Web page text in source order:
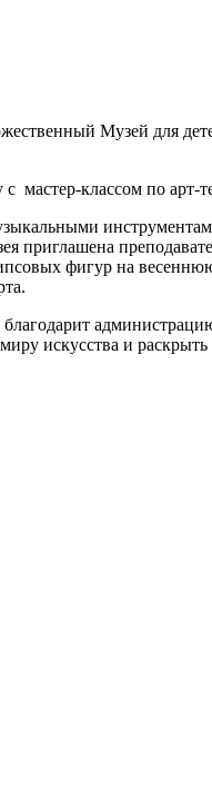
Музей для
мастер-классом по арт-
приглашена
фигур на
искусства и